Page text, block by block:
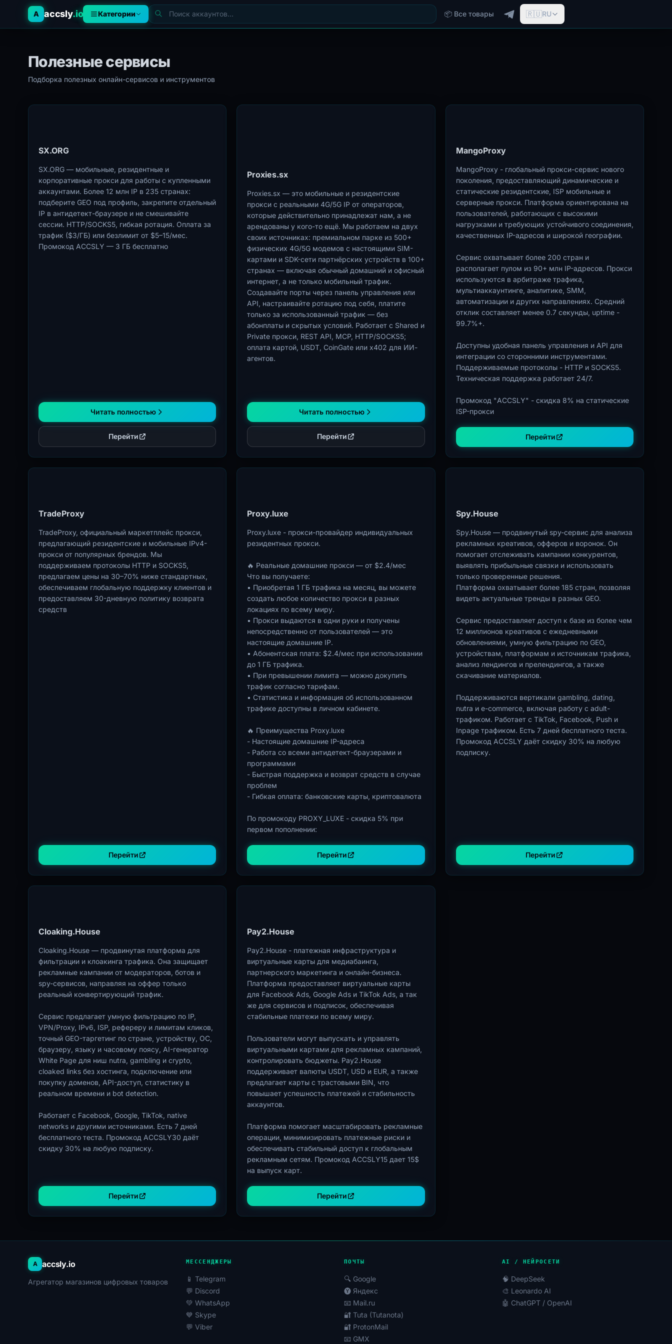
A accsly.io Категории 📦 Все товары 🇷🇺RU
Полезные сервисы
Подборка полезных онлайн-сервисов и инструментов
SX.ORG
SX.ORG — мобильные, резидентные и
корпоративные прокси для работы с купленными
аккаунтами. Более 12 млн IP в 235 странах:
подберите GEO под профиль, закрепите отдельный
IP в антидетект-браузере и не смешивайте
сессии. HTTP/SOCKS5, гибкая ротация. Оплата за
трафик ($3/ГБ) или безлимит от $5–15/мес.
Промокод ACCSLY — 3 ГБ бесплатно
Читать полностью
Перейти
Proxies.sx
Proxies.sx — это мобильные и резидентские
прокси с реальными 4G/5G IP от операторов,
которые действительно принадлежат нам, а не
арендованы у кого-то ещё. Мы работаем на двух
своих источниках: премиальном парке из 500+
физических 4G/5G модемов с настоящими SIM-
картами и SDK-сети партнёрских устройств в 100+
странах — включая обычный домашний и офисный
интернет, а не только мобильный трафик.
Создавайте порты через панель управления или
API, настраивайте ротацию под себя, платите
только за использованный трафик — без
абонплаты и скрытых условий. Работает с Shared и
Private прокси, REST API, MCP, HTTP/SOCKS5;
оплата картой, USDT, CoinGate или x402 для ИИ-
агентов.
Читать полностью
Перейти
MangoProxy
MangoProxy - глобальный прокси-сервис нового
поколения, предоставляющий динамические и
статические резидентские, ISP мобильные и
серверные прокси. Платформа ориентирована на
пользователей, работающих с высокими
нагрузками и требующих устойчивого соединения,
качественных IP-адресов и широкой географии.
Сервис охватывает более 200 стран и
располагает пулом из 90+ млн IP-адресов. Прокси
используются в арбитраже трафика,
мультиаккаунтинге, аналитике, SMM,
автоматизации и других направлениях. Средний
отклик составляет менее 0.7 секунды, uptime -
99.7%+.
Доступны удобная панель управления и API для
интеграции со сторонними инструментами.
Поддерживаемые протоколы - HTTP и SOCKS5.
Техническая поддержка работает 24/7.
Промокод "ACCSLY" - скидка 8% на статические
ISP-прокси
Перейти
TradeProxy
TradeProxy, официальный маркетплейс прокси,
предлагающий резидентские и мобильные IPv4-
прокси от популярных брендов. Мы
поддерживаем протоколы HTTP и SOCKS5,
предлагаем цены на 30–70% ниже стандартных,
обеспечиваем глобальную поддержку клиентов и
предоставляем 30-дневную политику возврата
средств
Перейти
Proxy.luxe
Proxy.luxe - прокси-провайдер индивидуальных
резидентных прокси.
🔥 Реальные домашние прокси — от $2.4/мес
Что вы получаете:
• Приобретая 1 ГБ трафика на месяц, вы можете
создать любое количество прокси в разных
локациях по всему миру.
• Прокси выдаются в одни руки и получены
непосредственно от пользователей — это
настоящие домашние IP.
• Абонентская плата: $2.4/мес при использовании
до 1 ГБ трафика.
• При превышении лимита — можно докупить
трафик согласно тарифам.
• Статистика и информация об использованном
трафике доступны в личном кабинете.
🔥 Преимущества Proxy.luxe
- Настоящие домашние IP-адреса
- Работа со всеми антидетект-браузерами и
программами
- Быстрая поддержка и возврат средств в случае
проблем
- Гибкая оплата: банковские карты, криптовалюта
По промокоду PROXY_LUXE - скидка 5% при
первом пополнении:
Перейти
Spy.House
Spy.House — продвинутый spy-сервис для анализа
рекламных креативов, офферов и воронок. Он
помогает отслеживать кампании конкурентов,
выявлять прибыльные связки и использовать
только проверенные решения.
Платформа охватывает более 185 стран, позволяя
видеть актуальные тренды в разных GEO.
Сервис предоставляет доступ к базе из более чем
12 миллионов креативов с ежедневными
обновлениями, умную фильтрацию по GEO,
устройствам, платформам и источникам трафика,
анализ лендингов и прелендингов, а также
скачивание материалов.
Поддерживаются вертикали gambling, dating,
nutra и e-commerce, включая работу с adult-
трафиком. Работает с TikTok, Facebook, Push и
Inpage трафиком. Есть 7 дней бесплатного теста.
Промокод ACCSLY даёт скидку 30% на любую
подписку.
Перейти
Cloaking.House
Cloaking.House — продвинутая платформа для
фильтрации и клоакинга трафика. Она защищает
рекламные кампании от модераторов, ботов и
spy-сервисов, направляя на оффер только
реальный конвертирующий трафик.
Сервис предлагает умную фильтрацию по IP,
VPN/Proxy, IPv6, ISP, рефереру и лимитам кликов,
точный GEO-таргетинг по стране, устройству, ОС,
браузеру, языку и часовому поясу, AI-генератор
White Page для ниш nutra, gambling и crypto,
cloaked links без хостинга, подключение или
покупку доменов, API-доступ, статистику в
реальном времени и bot detection.
Работает с Facebook, Google, TikTok, native
networks и другими источниками. Есть 7 дней
бесплатного теста. Промокод ACCSLY30 даёт
скидку 30% на любую подписку.
Перейти
Pay2.House
Pay2.House - платежная инфраструктура и
виртуальные карты для медиабаинга,
партнерского маркетинга и онлайн-бизнеса.
Платформа предоставляет виртуальные карты
для Facebook Ads, Google Ads и TikTok Ads, а так
же для сервисов и подписок, обеспечивая
стабильные платежи по всему миру.
Пользователи могут выпускать и управлять
виртуальными картами для рекламных кампаний,
контролировать бюджеты. Pay2.House
поддерживает валюты USDT, USD и EUR, а также
предлагает карты с трастовыми BIN, что
повышает успешность платежей и стабильность
аккаунтов.
Платформа помогает масштабировать рекламные
операции, минимизировать платежные риски и
обеспечивать стабильный доступ к глобальным
рекламным сетям. Промокод ACCSLY15 дает 15$
на выпуск карт.
Перейти
A accsly.io
Агрегатор магазинов цифровых товаров
МЕССЕНДЖЕРЫ
📱 Telegram
💬 Discord
💚 WhatsApp
💙 Skype
💬 Viber
ПОЧТЫ
🔍 Google
🅨 Яндекс
📧 Mail.ru
🔐 Tuta (Tutanota)
🔐 ProtonMail
📧 GMX
AI / НЕЙРОСЕТИ
🧠 DeepSeek
🎨 Leonardo AI
🤖 ChatGPT / OpenAI